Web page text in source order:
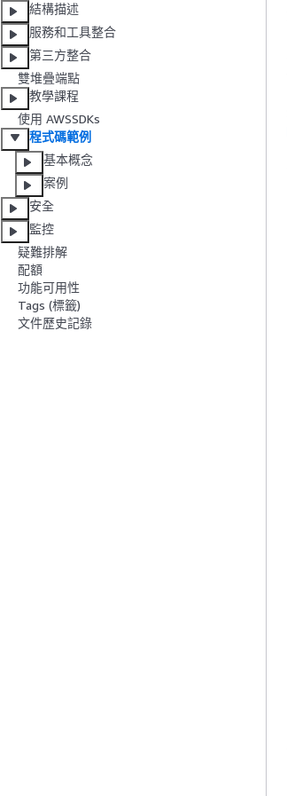
結構描述
服務和工具整合
第三方整合
雙堆疊端點
教學課程
使用 AWSSDKs
程式碼範例
基本概念
案例
安全
監控
疑難排解
配額
功能可用性
Tags (標籤)
文件歷史記錄